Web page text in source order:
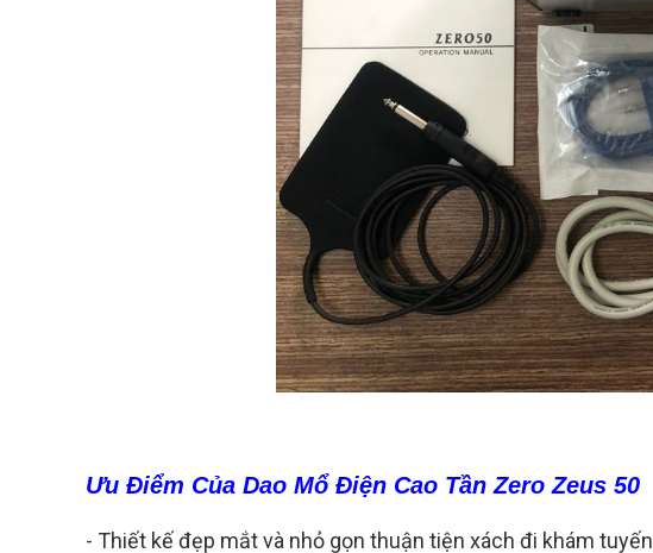
Ưu Điểm Của Dao Mổ Điện Cao Tần Zero Zeus 50
- Thiết kế đẹp mắt và nhỏ gọn thuận tiện xách đi khám tuyến